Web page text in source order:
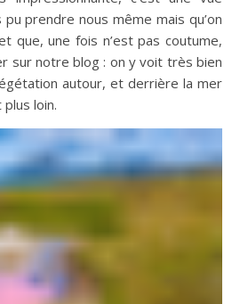
pu prendre nous même mais qu’on
que, une fois n’est pas coutume,
sur notre blog : on y voit très bien
autour, et derrière la mer
loin.